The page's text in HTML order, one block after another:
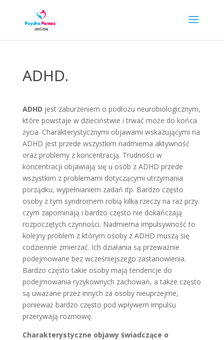
ADHD.
ADHD jest zaburzeniem o podłożu neurobiologicznym,
które powstaje w dzieciństwie i trwać może do końca
życia. Charakterystycznymi objawami wskazującymi na
ADHD jest przede wszystkim nadmierna aktywność
oraz problemy z koncentracją. Trudności w
koncentracji objawiają się u osób z ADHD przede
wszystkim z problemami dotyczącymi utrzymania
porządku, wypełnianiem zadań itp. Bardzo często
osoby z tym syndromem robią kilka rzeczy na raz przy
czym zapominają i bardzo często nie dokańczają
rozpoczętych czynności. Nadmierna impulsywność to
kolejny problem z którym osoby z ADHD muszą się
codziennie zmierzać. Ich działania są przeważnie
podejmowane bez wcześniejszego zastanowienia.
Bardzo często takie osoby mają tendencje do
podejmowania ryzykownych zachowań, a także często
są uważane przez innych za osoby nieuprzejme,
ponieważ bardzo często pod wpływem impulsu
przerywają rozmowę.
Charakterystyczne objawy świadczące o